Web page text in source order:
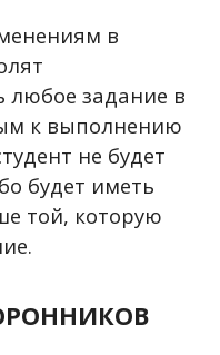
в
любое задание в
к выполнению
не будет
будет иметь
той, которую